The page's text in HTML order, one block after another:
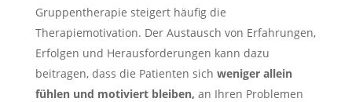
Gruppentherapie steigert häufig die
Therapiemotivation. Der Austausch von Erfahrungen,
Erfolgen und Herausforderungen kann dazu
beitragen, dass die Patienten sich weniger allein
fühlen und motiviert bleiben, an Ihren Problemen